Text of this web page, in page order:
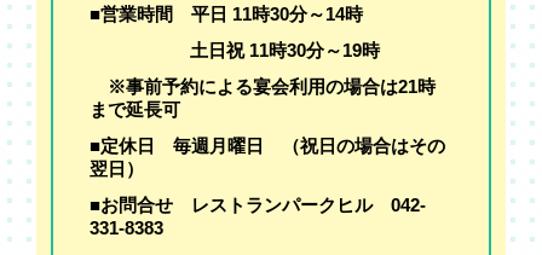
■営業時間 平日 11時30分～14時
土日祝 11時30分～19時
※事前予約による宴会利用の場合は21時
まで延長可
■定休日
毎週月曜日 （祝日の場合はその
翌日）
■お問合せレストランパークヒル 042-
331-8383